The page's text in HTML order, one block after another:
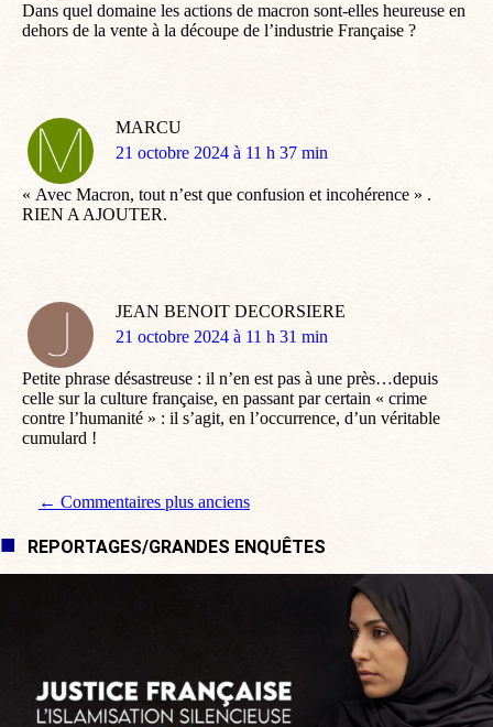
Dans quel domaine les actions de macron sont-elles heureuse en
dehors de la vente à la découpe de l’industrie Française ?
MARCU
dit
21 octobre 2024 à 11 h 37 min
« Avec Macron, tout n’est que confusion et incohérence » .
RIEN A AJOUTER.
JEAN BENOIT DECORSIERE
dit
21 octobre 2024 à 11 h 31 min
Petite phrase désastreuse : il n’en est pas à une près…depuis
celle sur la culture française, en passant par certain « crime
contre l’humanité » : il s’agit, en l’occurrence, d’un véritable
cumulard !
Navigation de commentaire
← Commentaires plus anciens
REPORTAGES/GRANDES ENQUÊTES